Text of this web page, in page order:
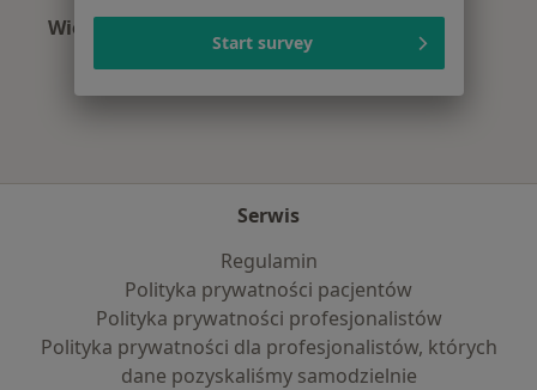
Więcej (10)
Więcej w kategorii: Najpopularniejsze
Serwis
Regulamin
Polityka prywatności pacjentów
Polityka prywatności profesjonalistów
Polityka prywatności dla profesjonalistów, których
dane pozyskaliśmy samodzielnie
Start survey